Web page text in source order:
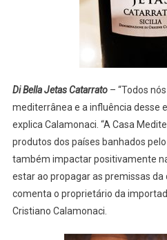
Di Bella Jetas Catarrato– “Todos
mediterrânea e a influência desse
explica Calamonaci. “A Casa
produtos dos países banhados
também impactar positivamente
estar ao propagar as premissas da
comenta o proprietário da
Cristiano Calamonaci.